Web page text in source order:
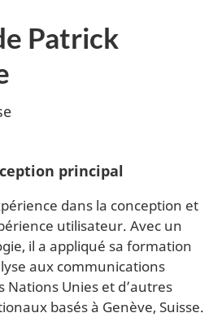
Patrick
principal
dans la conception et
utilisateur. Avec un
il a appliqué sa formation
aux communications
Unies et d’autres
basés à Genève, Suisse.